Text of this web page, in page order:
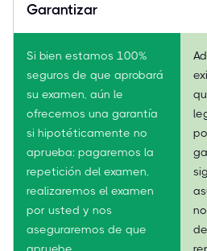
Garantizar
Si bien estamos 100%
seguros de que aprobará
su examen, aún le
ofrecemos una garantía
si hipotéticamente no
aprueba: pagaremos la
repetición del examen,
realizaremos el examen
por usted y nos
aseguraremos de que
apruebe.